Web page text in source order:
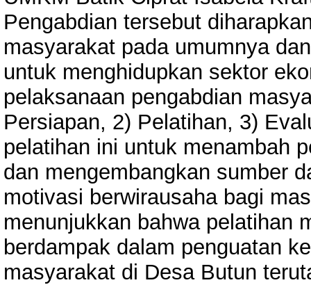
Pengabdian tersebut
masyarakat pada umumnya
untuk menghidupkan sektor
pelaksanaan pengabdian
Persiapan, 2) Pelatihan, 3)
pelatihan ini untuk menambah
dan mengembangkan sumber
motivasi berwirausaha bagi
menunjukkan bahwa pelatihan
berdampak dalam penguatan
masyarakat di Desa Butun